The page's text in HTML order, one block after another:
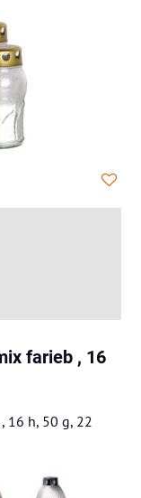
farieb , 16
16 h, 50 g, 22